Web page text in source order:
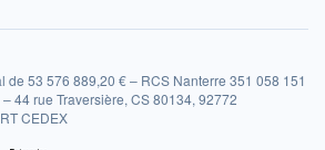
de 53 576 889,20 € – RCS Nanterre 351 058 151
44 rue Traversière, CS 80134, 92772
CEDEX